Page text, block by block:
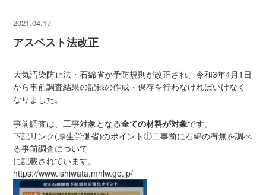
2021.04.17
アスベスト法改正
大気汚染防止法・石綿省が予防規則が改正され、令和3年4月1日
から事前調査結果の記録の作成・保存を行わなければいけなく
なりました。
事前調査は、工事対象となる全ての材料が対象です。
下記リンク(厚生労働省)のポイント①工事前に石綿の有無を調べ
る事前調査について
に記載されています。
https://www.ishiwata.mhlw.go.jp/